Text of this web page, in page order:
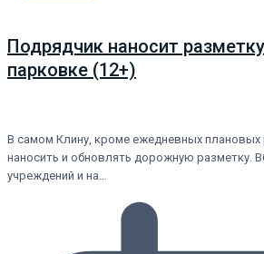
Подрядчик наносит
парковке (12+)
В самом Клину, кроме ежедневных
наносить и обновлять дорожную разметку.
учреждений и на…